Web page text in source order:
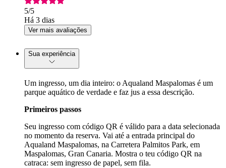
5/5
Há 3 dias
Ver mais avaliações
Sua experiência
Um ingresso, um dia inteiro: o Aqualand Maspalomas é um
parque aquático de verdade e faz jus a essa descrição.
Primeiros passos
Seu ingresso com código QR é válido para a data selecionada
no momento da reserva. Vai até a entrada principal do
Aqualand Maspalomas, na Carretera Palmitos Park, em
Maspalomas, Gran Canaria. Mostra o teu código QR na
catraca: sem ingresso de papel, sem fila.